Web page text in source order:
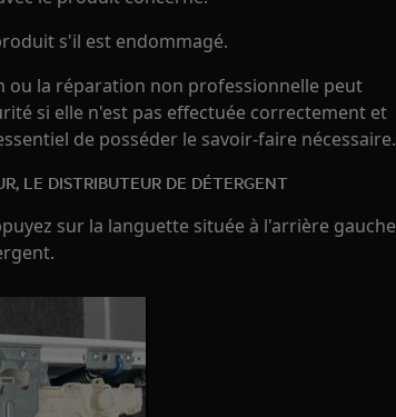
s'il est endommagé.
ou la réparation non professionnelle peut
si elle n'est pas effectuée correctement et
de posséder le savoir-faire nécessaire.
LE DISTRIBUTEUR DE DÉTERGENT
sur la languette située à l'arrière gauche